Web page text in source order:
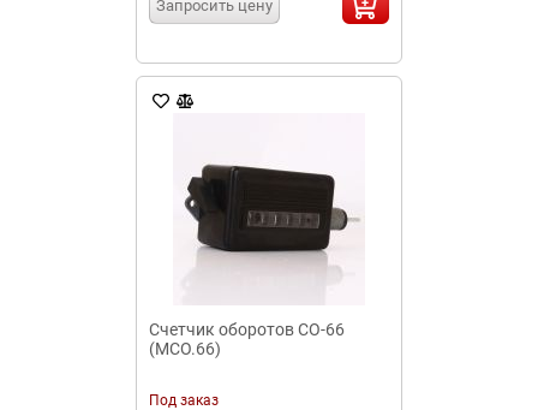
Запросить цену
Счетчик оборотов СО-66
(МСО.66)
Под заказ